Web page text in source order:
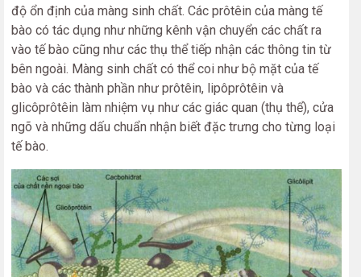
độ ổn định của màng sinh chất. Các prôtêin của màng tế
bào có tác dụng như những kênh vận chuyển các chất ra
vào tế bào cũng như các thụ thể tiếp nhận các thông tin từ
bên ngoài. Màng sinh chất có thể coi như bộ mặt của tế
bào và các thành phần như prôtêin, lipôprôtêin và
glicôprôtêin làm nhiệm vụ như các giác quan (thụ thể), cửa
ngõ và những dấu chuẩn nhận biết đặc trưng cho từng loại
tế bào.